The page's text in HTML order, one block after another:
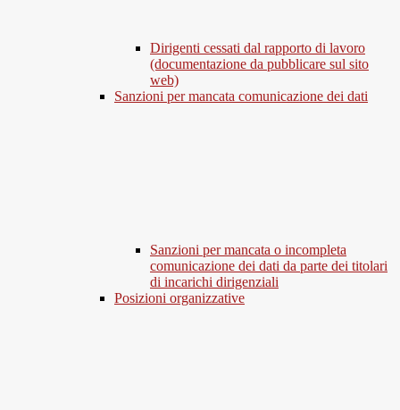
Dirigenti cessati dal rapporto di lavoro
(documentazione da pubblicare sul sito
web)
Sanzioni per mancata comunicazione dei dati
Sanzioni per mancata o incompleta
comunicazione dei dati da parte dei titolari
di incarichi dirigenziali
Posizioni organizzative